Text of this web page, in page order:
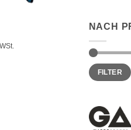
NACH
Min.
Preis
Max.
PreisFILTER